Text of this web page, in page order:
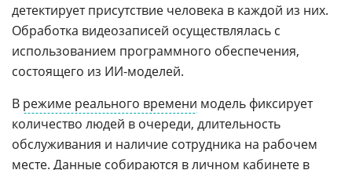
детектирует присутствие человека в каждой из них.
Обработка видеозаписей осуществлялась с
использованием программного обеспечения,
состоящего из ИИ-моделей.
В режиме реального времени модель фиксирует
количество людей в очереди, длительность
обслуживания и наличие сотрудника на рабочем
месте. Данные собираются в личном кабинете в